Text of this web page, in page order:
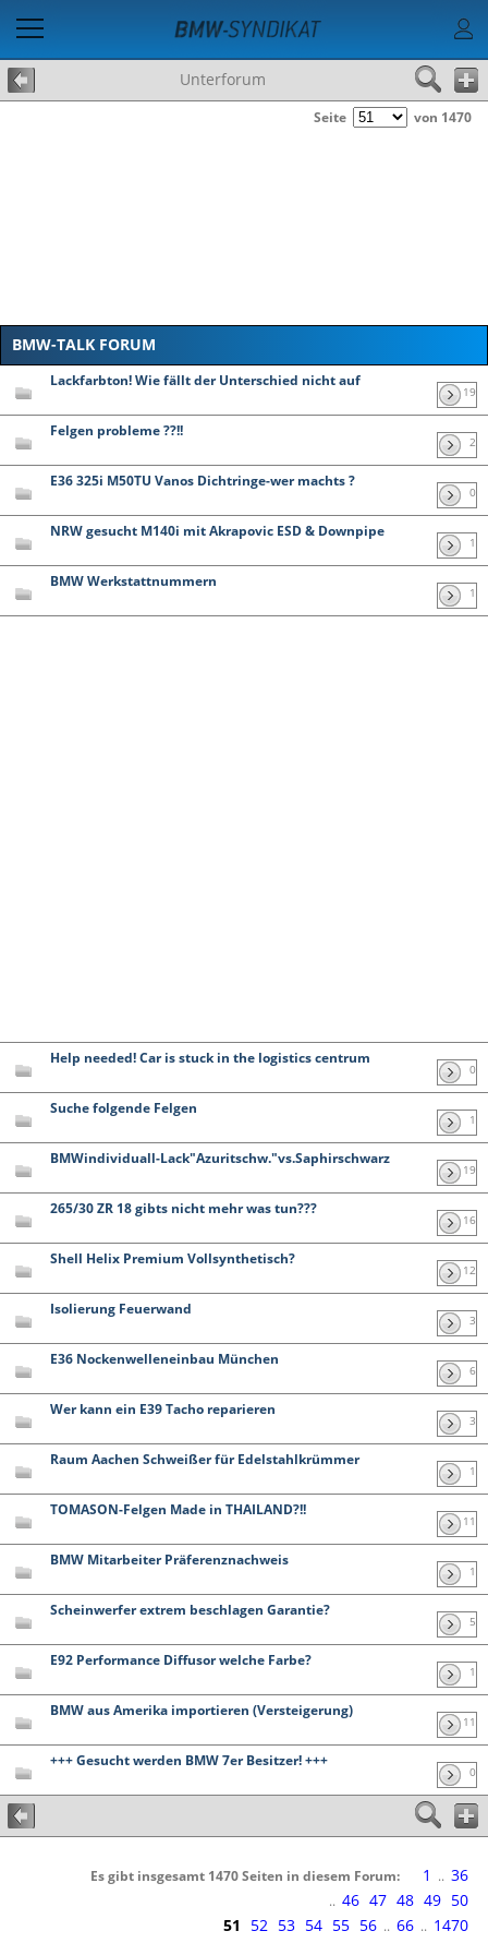
Unterforum
Seite von 1470
BMW-TALK FORUM
Lackfarbton! Wie fällt der Unterschied nicht auf
19
Felgen probleme ??!!
2
E36 325i M50TU Vanos Dichtringe-wer machts ?
0
NRW gesucht M140i mit Akrapovic ESD & Downpipe
1
BMW Werkstattnummern
1
Help needed! Car is stuck in the logistics centrum
0
Suche folgende Felgen
1
BMWindividuall-Lack"Azuritschw."vs.Saphirschwarz
19
265/30 ZR 18 gibts nicht mehr was tun???
16
Shell Helix Premium Vollsynthetisch?
12
Isolierung Feuerwand
3
E36 Nockenwelleneinbau München
6
Wer kann ein E39 Tacho reparieren
3
Raum Aachen Schweißer für Edelstahlkrümmer
1
TOMASON-Felgen Made in THAILAND?!!
11
BMW Mitarbeiter Präferenznachweis
1
Scheinwerfer extrem beschlagen Garantie?
5
E92 Performance Diffusor welche Farbe?
1
BMW aus Amerika importieren (Versteigerung)
11
+++ Gesucht werden BMW 7er Besitzer! +++
0
Es gibt insgesamt 1470 Seiten in diesem Forum: 1 .. 36
.. 46 47 48 49 50
51
52 53 54 55 56 .. 66 .. 1470